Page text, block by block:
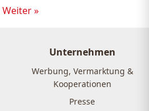
Weiter »
Unternehmen
Werbung, Vermarktung &
Kooperationen
Presse